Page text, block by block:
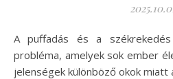
A puffadás és a székrekedés két gyakori emésztési
probléma, amelyek sok ember
jelenségek különböző okok miatt